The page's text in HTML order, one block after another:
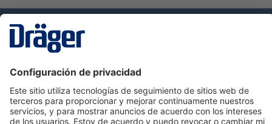
Servicio de atención al cliente de Dräger
Ayuda